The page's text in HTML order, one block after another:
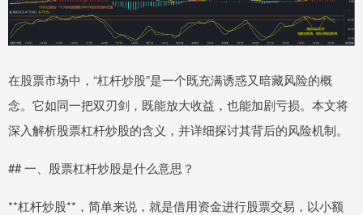
在股票市场中，“杠杆炒股”是一个既充满诱惑又暗藏风险的概
念。它如同一把双刃剑，既能放大收益，也能加剧亏损。本文将
深入解析股票杠杆炒股的含义，并详细探讨其背后的风险机制。
## 一、股票杠杆炒股是什么意思？
**杠杆炒股**，简单来说，就是借用资金进行股票交易，以小额